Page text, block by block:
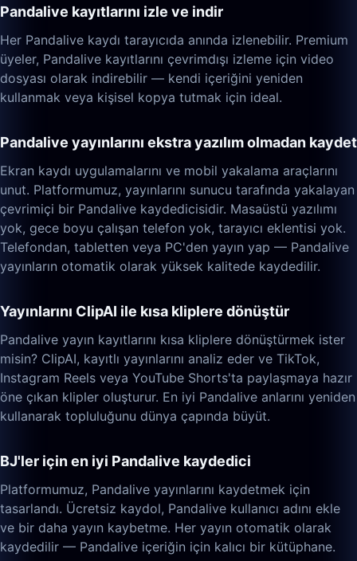
Pandalive kayıtlarını izle ve indir
Her Pandalive kaydı tarayıcıda anında izlenebilir. Premium
üyeler, Pandalive kayıtlarını çevrimdışı izleme için video
dosyası olarak indirebilir — kendi içeriğini yeniden
kullanmak veya kişisel kopya tutmak için ideal.
Pandalive yayınlarını ekstra yazılım olmadan kaydet
Ekran kaydı uygulamalarını ve mobil yakalama araçlarını
unut. Platformumuz, yayınlarını sunucu tarafında yakalayan
çevrimiçi bir Pandalive kaydedicisidir. Masaüstü yazılımı
yok, gece boyu çalışan telefon yok, tarayıcı eklentisi yok.
Telefondan, tabletten veya PC'den yayın yap — Pandalive
yayınların otomatik olarak yüksek kalitede kaydedilir.
Yayınlarını ClipAI ile kısa kliplere dönüştür
Pandalive yayın kayıtlarını kısa kliplere dönüştürmek ister
misin? ClipAI, kayıtlı yayınlarını analiz eder ve TikTok,
Instagram Reels veya YouTube Shorts'ta paylaşmaya hazır
öne çıkan klipler oluşturur. En iyi Pandalive anlarını yeniden
kullanarak topluluğunu dünya çapında büyüt.
BJ'ler için en iyi Pandalive kaydedici
Platformumuz, Pandalive yayınlarını kaydetmek için
tasarlandı. Ücretsiz kaydol, Pandalive kullanıcı adını ekle
ve bir daha yayın kaybetme. Her yayın otomatik olarak
kaydedilir — Pandalive içeriğin için kalıcı bir kütüphane.